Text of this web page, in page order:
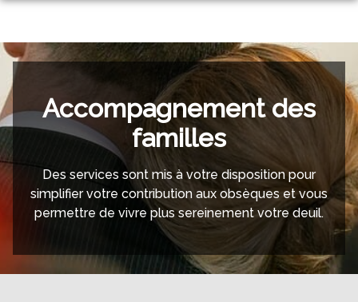
ALLAIRE
BAINS SUR OUST
NOS SERVICES
ORGANISER DES OBSÈQUES
PRÉVOIR SES OBSÈQUES
SERVICES AUX FAMILLES
MONUMENTS FUNÉRAIRES
ESPACES HOMMAGES
CERCUEILS INHUMATIONS
CERCUEILS CRÉMATIONS
BOUTIQUE
Accompagnement des
familles
Des services sont mis à votre disposition pour
simplifier votre contribution aux obsèques et vous
permettre de vivre plus sereinement votre deuil.